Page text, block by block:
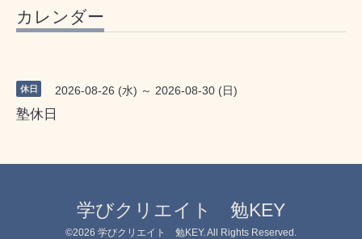
カレンダー
休日 2026-08-26 (水) ～ 2026-08-30 (日)
塾休日
学びクリエイト 勉KEY
©2026 学びクリエイト 勉KEY. All Rights Reserved.